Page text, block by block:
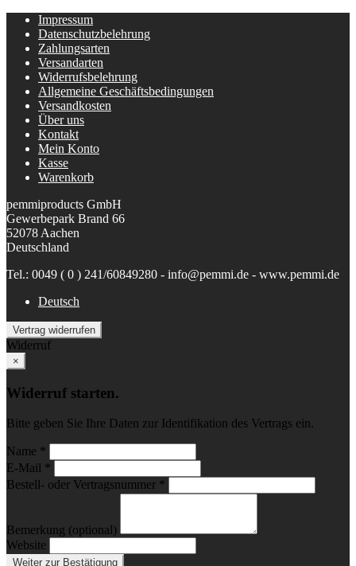
Impressum
Datenschutzbelehrung
Zahlungsarten
Versandarten
Widerrufsbelehrung
Allgemeine Geschäftsbedingungen
Versandkosten
Über uns
Kontakt
Mein Konto
Kasse
Warenkorb
pemmiproducts GmbH
Gewerbepark Brand 66
52078 Aachen
Deutschland
Tel.: 0049 ( 0 ) 241/60849280 - info@pemmi.de - www.pemmi.de
Deutsch
Vertrag widerrufen
Widerruf
×
Widerruf starten.
Bitte geben Sie Ihre Daten zur Identifikation des Vertrags ein.
Name *
E-Mail *
Bestell- oder Vertragsnummer *
Bemerkung (optional)
Website
Weiter zur Bestätigung